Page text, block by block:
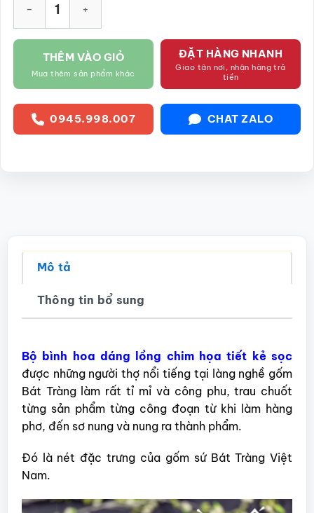
THÊM VÀO GIỎ
Mua thêm sản phẩm khác
ĐẶT HÀNG NHANH
Giao tận nơi, nhận hàng trả
tiền
0945.998.007 CHAT ZALO
Mô tả
Thông tin bổ sung
Bộ bình hoa dáng lồng chim họa tiết kẻ sọc
được những người thợ nổi tiếng tại làng nghề gốm
Bát Tràng làm rất tỉ mỉ và công phu, trau chuốt
từng sản phẩm từng công đoạn từ khi làm hàng
phơ, đến sơ nung và nung ra thành phẩm.
Đó là nét đặc trưng của gốm sứ Bát Tràng Việt
Nam.